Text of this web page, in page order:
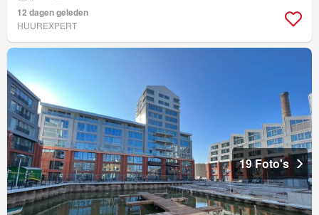
12 dagen geleden
HUUREXPERT
19 Foto's